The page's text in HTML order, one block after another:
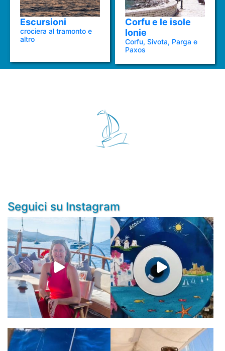
Escursioni
crociera al tramonto e
altro
Corfu e le isole
Ionie
Corfu, Sivota, Parga e
Paxos
Seguici su Instagram